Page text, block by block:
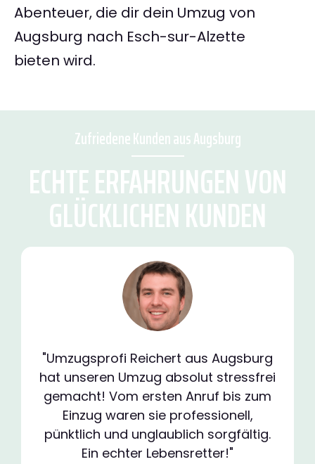
Abenteuer, die dir dein Umzug von
Augsburg nach Esch-sur-Alzette
bieten wird.
Zufriedene Kunden aus Augsburg
ECHTE ERFAHRUNGEN VON
GLÜCKLICHEN KUNDEN
"Umzugsprofi Reichert aus Augsburg
hat unseren Umzug absolut stressfrei
gemacht! Vom ersten Anruf bis zum
Einzug waren sie professionell,
pünktlich und unglaublich sorgfältig.
Ein echter Lebensretter!"